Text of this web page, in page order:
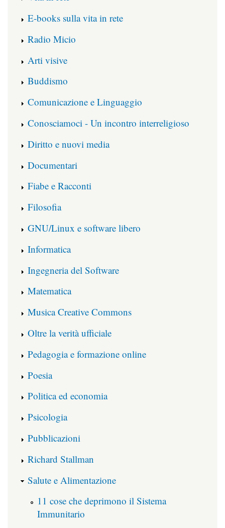
E-books sulla vita in rete
Radio Micio
Arti visive
Buddismo
Comunicazione e Linguaggio
Conosciamoci - Un incontro interreligioso
Diritto e nuovi media
Documentari
Fiabe e Racconti
Filosofia
GNU/Linux e software libero
Informatica
Ingegneria del Software
Matematica
Musica Creative Commons
Oltre la verità ufficiale
Pedagogia e formazione online
Poesia
Politica ed economia
Psicologia
Pubblicazioni
Richard Stallman
Salute e Alimentazione
11 cose che deprimono il Sistema
Immunitario